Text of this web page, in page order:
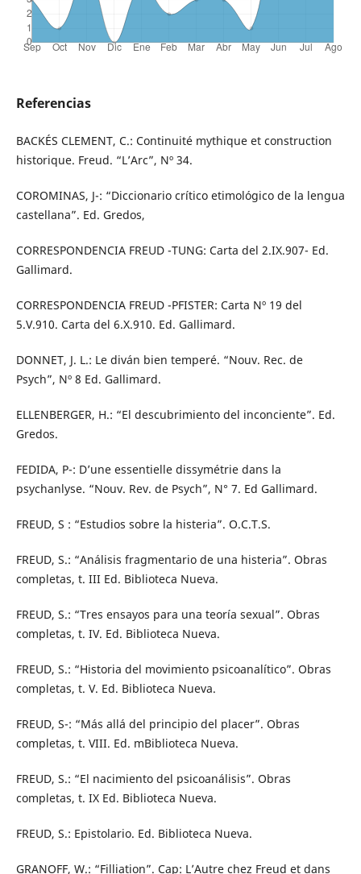
Referencias
BACKÉS CLEMENT, C.: Continuité mythique et construction
historique. Freud. “L’Arc”, Nº 34.
COROMINAS, J-: “Diccionario crítico etimológico de la lengua
castellana”. Ed. Gredos,
CORRESPONDENCIA FREUD -TUNG: Carta del 2.IX.907- Ed.
Gallimard.
CORRESPONDENCIA FREUD -PFISTER: Carta Nº 19 del
5.V.910. Carta del 6.X.910. Ed. Gallimard.
DONNET, J. L.: Le diván bien temperé. “Nouv. Rec. de
Psych”, Nº 8 Ed. Gallimard.
ELLENBERGER, H.: “El descubrimiento del inconciente”. Ed.
Gredos.
FEDIDA, P-: D’une essentielle dissymétrie dans la
psychanlyse. “Nouv. Rev. de Psych”, N° 7. Ed Gallimard.
FREUD, S : “Estudios sobre la histeria”. O.C.T.S.
FREUD, S.: “Análisis fragmentario de una histeria”. Obras
completas, t. III Ed. Biblioteca Nueva.
FREUD, S.: “Tres ensayos para una teoría sexual”. Obras
completas, t. IV. Ed. Biblioteca Nueva.
FREUD, S.: “Historia del movimiento psicoanalítico”. Obras
completas, t. V. Ed. Biblioteca Nueva.
FREUD, S-: “Más allá del principio del placer”. Obras
completas, t. VIII. Ed. mBiblioteca Nueva.
FREUD, S.: “El nacimiento del psicoanálisis”. Obras
completas, t. IX Ed. Biblioteca Nueva.
FREUD, S.: Epistolario. Ed. Biblioteca Nueva.
GRANOFF, W.: “Filliation”. Cap: L’Autre chez Freud et dans